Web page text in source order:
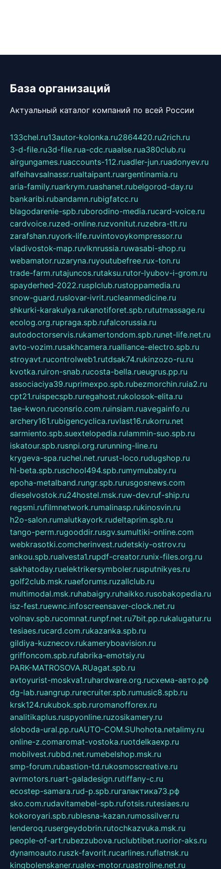
База организаций
Актуальный каталог компаний по всей России
133chel.ru13autor-kolonka.ru2864420.ru2rich.ru
3-d-file.ru3d-file.rua-cdc.ruaalse.rua380club.ru
airgungames.ruaccounts-112.ruadler-jun.ruadonyev.ru
alfeihavsalnassr.rualtaipant.ruargentinamia.ru
aria-family.ruarkrym.ruashanet.rubelgorod-day.ru
bankaribi.rubandamn.rubigfatcc.ru
blagodarenie-spb.ruborodino-media.rucard-voice.ru
cardvoice.ruzed-online.ruzvonitut.ruzebra-tlt.ru
zarafshan.ruyork-life.ruvintovoykompressor.ru
vladivostok-map.ruvlknrussia.ruwasabi-shop.ru
webamator.ruzaryna.ruyoutubefree.rux-ton.ru
trade-farm.rutajuncos.rutaksu.rutor-lyubov-i-grom.ru
spayderhed-2022.rusplclub.rustoppamedia.ru
snow-guard.ruslovar-ivrit.rucleanmedicine.ru
shkurki-karakulya.rukanotiforet.spb.rututmassage.ru
ecolog.org.rupraga.spb.rufalcorussia.ru
autodoctorservis.rukamertondom.spb.runet-life.net.ru
avto-vozim.rusakhcamera.rualliance-electro.spb.ru
stroyavt.rucontrolweb1.rutdsak74.rukinzozo-ru.ru
kvotka.ruiron-snab.rucosta-bella.rueugrus.pp.ru
associaciya39.ruprimexpo.spb.rubezmorchin.ruia2.ru
cpt21.ruispecspb.ruregahost.rukolosok-elita.ru
tae-kwon.ruconsrio.com.ruinsiam.ruavegainfo.ru
archery161.rubigencyclica.ruvlast16.rukorru.net
sarmiento.spb.suextelopedia.rulammin-suo.spb.ru
iskatour.spb.rusnpi.org.rurunning-line.ru
krygeva-spa.ruchel.net.rurust-loco.rudugshop.ru
hl-beta.spb.ruschool494.spb.rumymubaby.ru
epoha-metalband.rungr.spb.rurusgosnews.com
dieselvostok.ru24hostel.msk.ruw-dev.ruf-ship.ru
regsmi.rufilmnetwork.rumalinasp.rukinosvin.ru
h2o-salon.rumalutkayork.rudeltaprim.spb.ru
tango-perm.rugooddir.rusgv.sumultiki-online.com
webkrasotki.comcherinvest.rudetskiy-ostrov.ru
ankou.spb.rualvesta1.rupdf-creator.runix-files.org.ru
sakhatoday.ruelektrikersymboler.rusputnikyes.ru
golf2club.msk.ruaeforums.ruzallclub.ru
multimodal.msk.ruhabaigry.ruhaikko.rusobakopedia.ru
isz-fest.ruewnc.infoscreensaver-clock.net.ru
volnav.spb.rucomnat.runpf.net.ru7bit.pp.rukalugatur.ru
tesiaes.rucard.com.rukazanka.spb.ru
gildiya-kuznecov.rukameryboavision.ru
griffoncom.spb.rufabrika-emotsiy.ru
PARK-MATROSOVA.RUagat.spb.ru
avtoyurist-moskva1.ruhardware.org.ruсхема-авто.рф
dg-lab.ruangrup.rurecruiter.spb.rumusic8.spb.ru
krsk124.rukubok.spb.ruromanofforex.ru
analitikaplus.ruspyonline.ruzosikamery.ru
sloboda-ural.pp.ruAUTO-COM.SUhohota.netalimy.ru
online-z.comaromat-vostoka.ruotdelkaexp.ru
mobilvest.rubbd.net.rumebelshop.msk.ru
smp-forum.rubastion-td.rukosmoscreative.ru
avrmotors.ruart-galadesign.rutiffany-c.ru
ecostep-samara.rud-p.spb.ruгалактика73.рф
sko.com.rudavitamebel-spb.rufotsis.rutesiaes.ru
kokoroyari.spb.rublesna-kazan.rumossilver.ru
lenderoq.rusergeydobrin.rutochkazvuka.msk.ru
people-of-art.rubezzubova.ruclubtibet.ruorior-aks.ru
dynamoauto.ruszk-favorit.rucarlines.ruflatnsk.ru
kingbolenskaner.rualex-motor.ruastroline.net.ru